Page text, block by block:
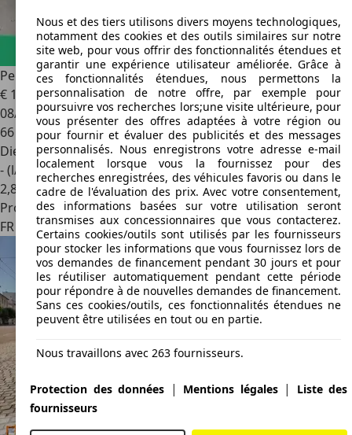
Peugeot RCZ2.0 HDi 160 GT-Line
€ 17 490
08/2015
66 596 km
Diesel
- (l/100 km)
2,8
Professionnel
FR 75002Paris
Nous et des tiers utilisons divers moyens technologiques,
notamment des cookies et des outils similaires sur notre
site web, pour vous offrir des fonctionnalités étendues et
garantir une expérience utilisateur améliorée. Grâce à
ces fonctionnalités étendues, nous permettons la
personnalisation de notre offre, par exemple pour
poursuivre vos recherches lors;une visite ultérieure, pour
vous présenter des offres adaptées à votre région ou
pour fournir et évaluer des publicités et des messages
personnalisés. Nous enregistrons votre adresse e-mail
localement lorsque vous la fournissez pour des
recherches enregistrées, des véhicules favoris ou dans le
cadre de l'évaluation des prix. Avec votre consentement,
des informations basées sur votre utilisation seront
transmises aux concessionnaires que vous contacterez.
Certains cookies/outils sont utilisés par les fournisseurs
pour stocker les informations que vous fournissez lors de
vos demandes de financement pendant 30 jours et pour
les réutiliser automatiquement pendant cette période
pour répondre à de nouvelles demandes de financement.
Sans ces cookies/outils, ces fonctionnalités étendues ne
peuvent être utilisées en tout ou en partie.
Nous travaillons avec 263 fournisseurs.
Protection des données | Mentions légales|
Liste des
fournisseurs